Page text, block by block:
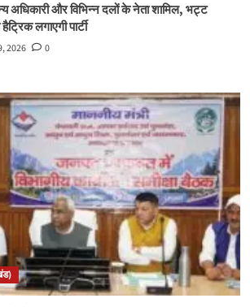
अधिकारी और विभिन्न दलों के नेता शामिल, भट्ट
लगाएगी पार्टी
2026 0